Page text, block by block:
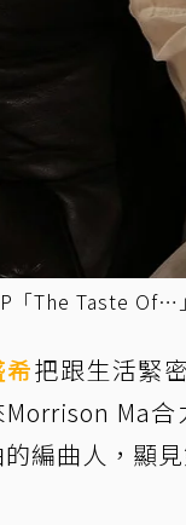
「The Taste Of…
把跟生活緊
Morrison Ma
編曲人，顯